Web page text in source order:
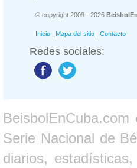
© copyright 2009 - 2026
Inicio | Mapa del sitio | Contacto
Redes sociales:
Serie Nacional de
diarios,